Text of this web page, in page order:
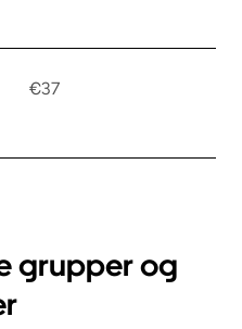
€37
grupper og